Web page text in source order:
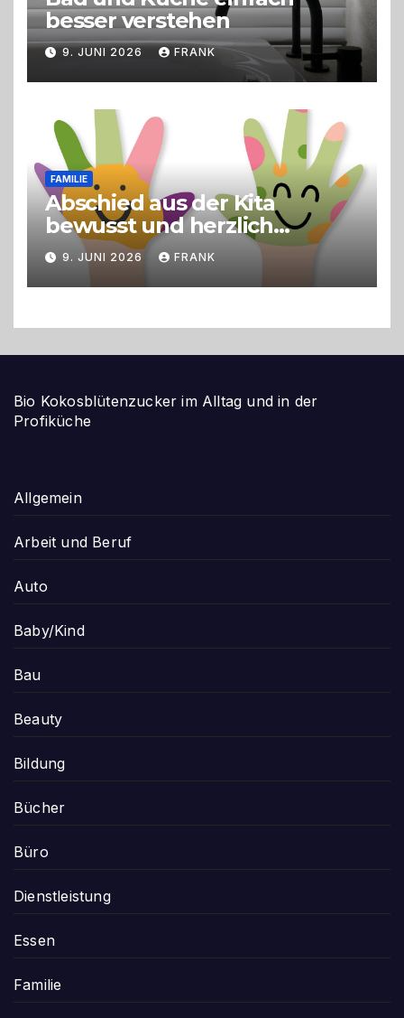
besser verstehen
9. JUNI 2026 FRANK
FAMILIE
Abschied aus der Kita
bewusst und herzlich
gestalten
9. JUNI 2026 FRANK
Bio Kokosblütenzucker im Alltag und in der
Profiküche
Allgemein
Arbeit und Beruf
Auto
Baby/Kind
Bau
Beauty
Bildung
Bücher
Büro
Dienstleistung
Essen
Familie